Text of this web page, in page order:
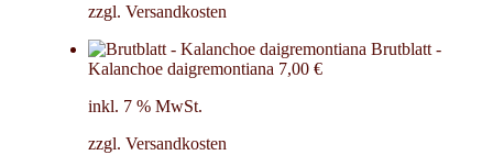
zzgl. Versandkosten
Brutblatt -
Kalanchoe daigremontiana 7,00 €
inkl. 7 % MwSt.
zzgl. Versandkosten